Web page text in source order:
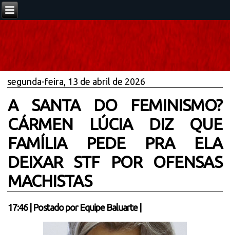
segunda-feira, 13 de abril de 2026
A SANTA DO FEMINISMO?
CÁRMEN LÚCIA DIZ QUE
FAMÍLIA PEDE PRA ELA
DEIXAR STF POR OFENSAS
MACHISTAS
17:46| Postado por Equipe Baluarte